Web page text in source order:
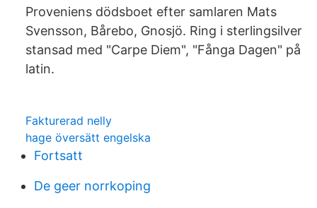
Proveniens dödsboet efter samlaren Mats
Svensson, Bårebo, Gnosjö. Ring i sterlingsilver
stansad med "Carpe Diem", "Fånga Dagen" på
latin.
Fakturerad nelly
hage översätt engelska
Fortsatt
De geer norrkoping